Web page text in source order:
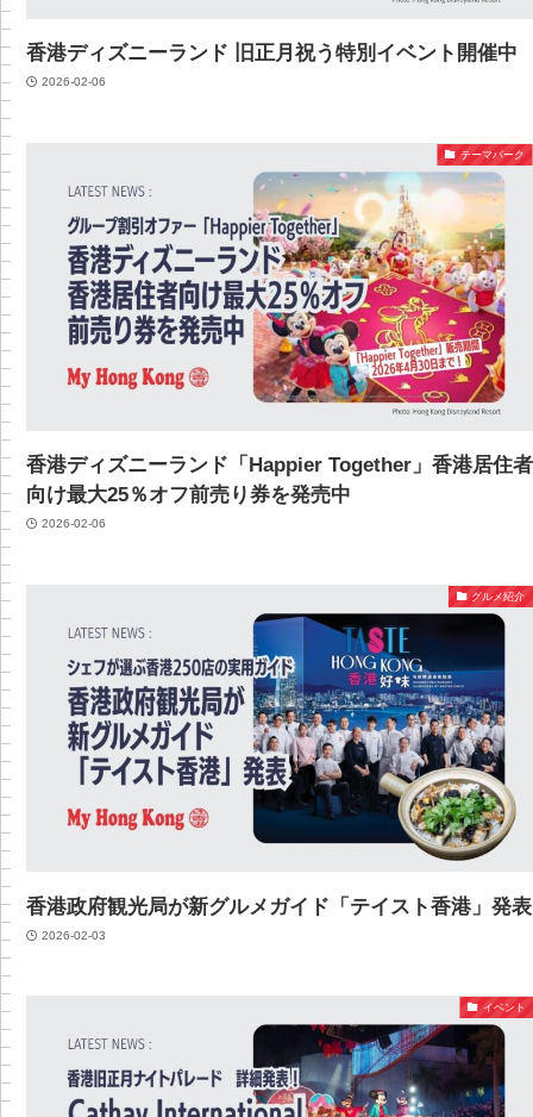
香港ディズニーランド 旧正月祝う特別イベント開催中
2026-02-06
テーマパーク
香港ディズニーランド「Happier Together」香港居住者
向け最大25％オフ前売り券を発売中
2026-02-06
グルメ紹介
香港政府観光局が新グルメガイド「テイスト香港」発表
2026-02-03
イベント